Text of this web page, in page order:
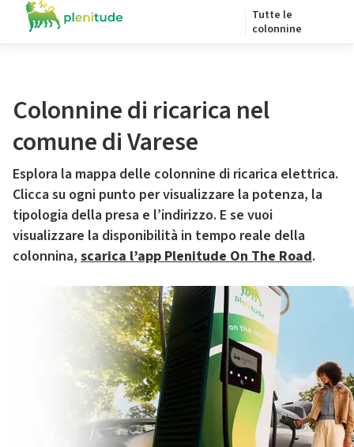
Tutte le
colonnine
Colonnine di ricarica nel
comune di Varese
Esplora la mappa delle colonnine di ricarica elettrica.
Clicca su ogni punto per visualizzare la potenza, la
tipologia della presa e l’indirizzo. E se vuoi
visualizzare la disponibilità in tempo reale della
colonnina, scarica l’app Plenitude On The Road.